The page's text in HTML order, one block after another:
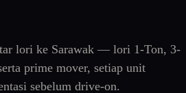
lori ke Sarawak — lori 1-Ton, 3-
prime mover, setiap unit
sebelum drive-on.